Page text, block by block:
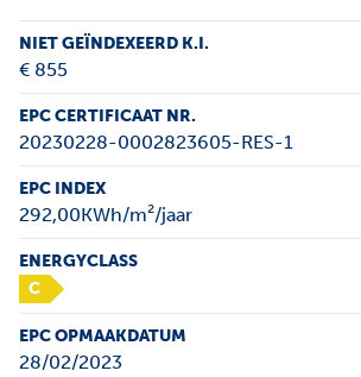
NIET GEÏNDEXEERD K.I.
€ 855
EPC CERTIFICAAT NR.
20230228-0002823605-RES-1
EPC INDEX
292,00KWh/m²/jaar
ENERGYCLASS
C
EPC OPMAAKDATUM
28/02/2023